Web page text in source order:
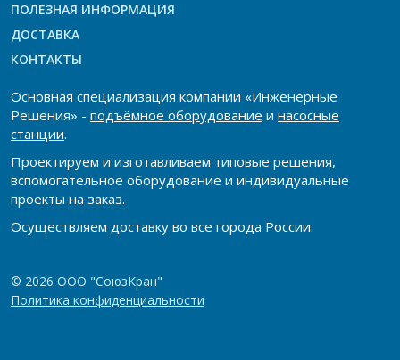
ПОЛЕЗНАЯ ИНФОРМАЦИЯ
ДОСТАВКА
КОНТАКТЫ
Основная специализация компании «Инженерные
Решения» - подъёмное оборудование и насосные
станции.
Проектируем и изготавливаем типовые решения,
вспомогательное оборудование и индивидуальные
проекты на заказ.
Осуществляем доставку во все города России.
© 2026 ООО "СоюзКран"
Политика конфиденциальности